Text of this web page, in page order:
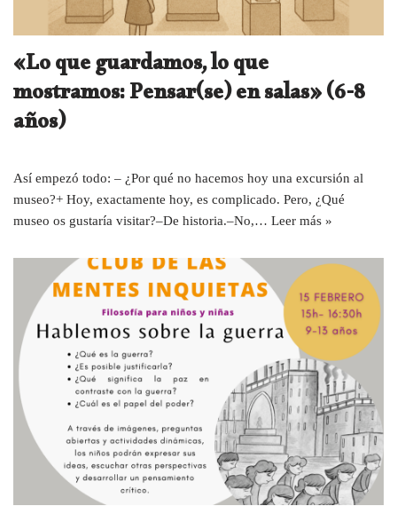
«Lo que guardamos, lo que
mostramos: Pensar(se) en salas» (6-8
años)
Así empezó todo: – ¿Por qué no hacemos hoy una excursión al
museo?+ Hoy, exactamente hoy, es complicado. Pero, ¿Qué
museo os gustaría visitar?–De historia.–No,… Leer más »